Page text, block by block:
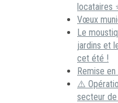
locataires
Vœux
Le
jardins et
cet été !
Remise
⚠️
secteur